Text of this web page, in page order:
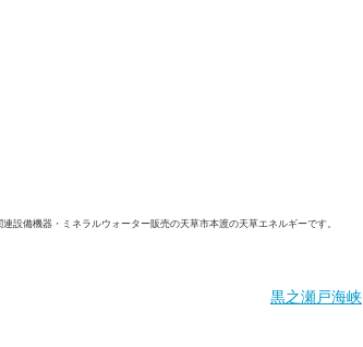
設備機器・ミネラルウォーター販売の天草市本渡の天草エネルギーです。
黒之瀬戸海峡